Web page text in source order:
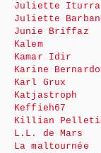
Juliette
Juliette
Junie Briffaz
Kalem
Kamar Idir
Karine
Karl Grux
Katjastroph
Keffieh67
Killian
L.L. de Mars
La maltournée